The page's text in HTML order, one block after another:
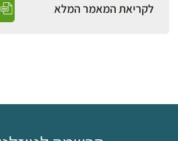
לקריאת המאמר המלא